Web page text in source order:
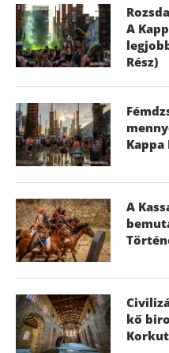
A
Rész)
Kappa
A
kő